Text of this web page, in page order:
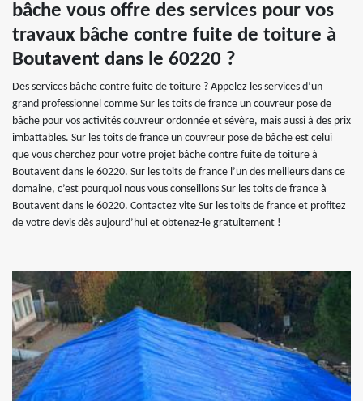
bâche vous offre des services pour vos
travaux bâche contre fuite de toiture à
Boutavent dans le 60220 ?
Des services bâche contre fuite de toiture ? Appelez les services d’un
grand professionnel comme Sur les toits de france un couvreur pose de
bâche pour vos activités couvreur ordonnée et sévère, mais aussi à des prix
imbattables. Sur les toits de france un couvreur pose de bâche est celui
que vous cherchez pour votre projet bâche contre fuite de toiture à
Boutavent dans le 60220. Sur les toits de france l’un des meilleurs dans ce
domaine, c’est pourquoi nous vous conseillons Sur les toits de france à
Boutavent dans le 60220. Contactez vite Sur les toits de france et profitez
de votre devis dès aujourd’hui et obtenez-le gratuitement !